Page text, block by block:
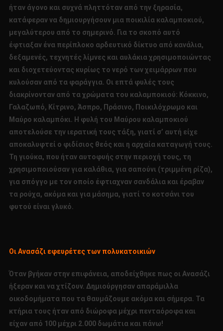
ήταν άγονο και συχνά πληττόταν από την ξηρασία,
κατάφεραν να δημιουργήσουν μια ποικιλία καλαμποκιού,
μεγαλύτερου από το σημερινό. Για το σκοπό αυτό
έφτιαξαν ένα περίπλοκο αρδευτικό δίκτυο από κανάλια,
δεξαμενές, τεχνητές λίμνες και αυλάκια χρησιμοποιώντας
και διοχετεύοντας κυρίως το νερό των χειμάρρων που
κυλούσαν από τα φαράγγια. Οι επτά φυλές τους
διακρίνονταν από τα χρώματα του καλαμποκιού: Κόκκινο,
Γαλαζωπό, Κίτρινο, Άσπρο, Πράσινο, Ποικιλόχρωμο και
Μαύρο καλαμπόκι. Η φυλή του Μαύρου καλαμποκιού
αποτελούσε την ιερατική τους τάξη, γιατί σ’ αυτή είχε
αποκαλυφτεί ο φιδίσιος θεός και η αρχαία καταγωγή τους.
Τη γιούκα, που ήταν αυτοφυής στην περιοχή τους, τη
χρησιμοποιούσαν για καλάθια, για σαπούνι (τριμμένη ρίζα),
για σπόγγο με τον οποίο έφτιαχναν σανδάλια και έραβαν
τα ρούχα, ακόμα και για μάσημα, γιατί το κοτσάνι του
φυτού είναι γλυκό.
Οι Ανασάζι εφευρέτες των πολυκατοικιών
Όταν βγήκαν στην επιφάνεια, αποδείχθηκε πως οι Ανασάζι
ήξεραν και να χτίζουν. Δημιούργησαν απαράμιλλα
οικοδομήματα που τα θαυμάζουμε ακόμα και σήμερα. Τα
κτήρια τους ήταν από διώροφα μέχρι πενταόροφα και
είχαν από 100 μέχρι 2.000 δωμάτια και πάνω!